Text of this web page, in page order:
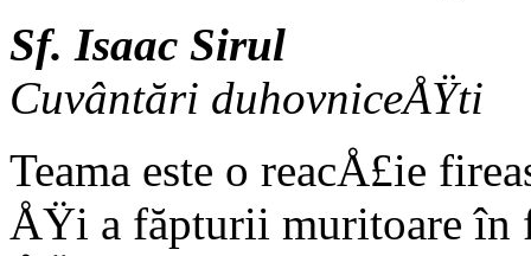
Sf. Isaac Sirul
Cuvântări duhovniceÅŸti
Teama este o reacÅ£ie
ÅŸi a făpturii muritoare în